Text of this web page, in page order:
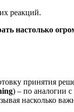
реакций.
настолько
принятия
) – по аналогии
насколько